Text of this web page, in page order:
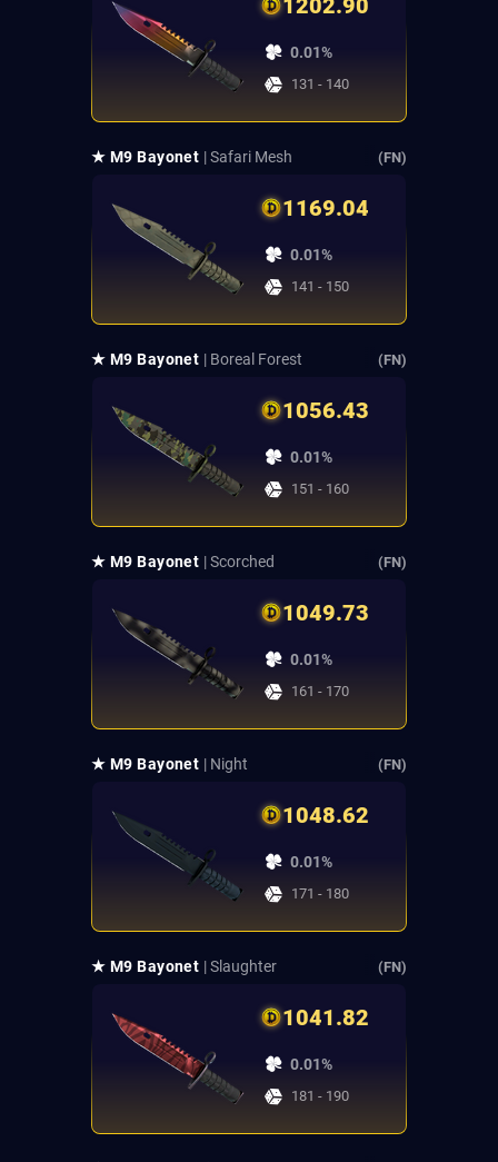
1202.90
0.01%
131 - 140
★ M9 Bayonet | Safari Mesh (FN)
1169.04
0.01%
141 - 150
★ M9 Bayonet | Boreal Forest (FN)
1056.43
0.01%
151 - 160
★ M9 Bayonet | Scorched (FN)
1049.73
0.01%
161 - 170
★ M9 Bayonet | Night (FN)
1048.62
0.01%
171 - 180
★ M9 Bayonet | Slaughter (FN)
1041.82
0.01%
181 - 190